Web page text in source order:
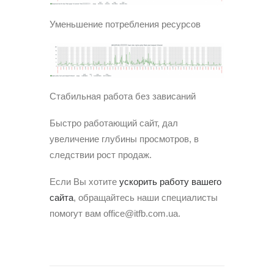
Уменьшение потребления ресурсов
Стабильная работа без зависаний
Быстро работающий сайт, дал
увеличение глубины просмотров, в
следствии рост продаж.
Если Вы хотите ускорить работу вашего
сайта, обращайтесь наши специалисты
помогут вам office@itfb.com.ua.